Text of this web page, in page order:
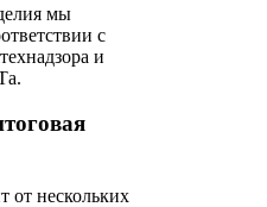
мы
с
и
от нескольких